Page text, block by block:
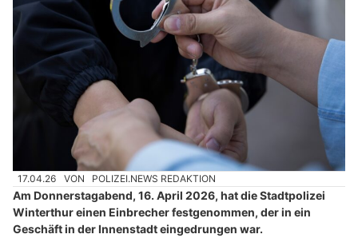
17.04.26 VON POLIZEI.NEWS REDAKTION
Am Donnerstagabend, 16. April 2026, hat die Stadtpolizei
Winterthur einen Einbrecher festgenommen, der in ein
Geschäft in der Innenstadt eingedrungen war.